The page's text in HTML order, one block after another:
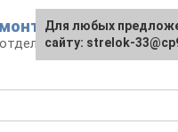
работы и
Для любых
сайту: strelok-
Для любых
сайту: strelok-